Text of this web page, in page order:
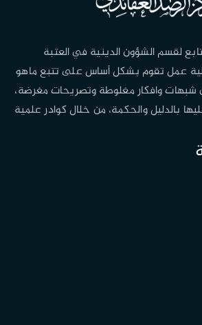
لقسم الشؤون الدينية في العتبة
عمل تقوم بشكل أساس على تتبع ماهو
وافكار مغلوطة وتصريحات مغرضة،
بالدليل والحكمة، من خلال كوادر علمية